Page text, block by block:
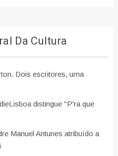
Da Cultura
Dois escritores, uma
distingue "P'ra que
Manuel Antunes atribuído a